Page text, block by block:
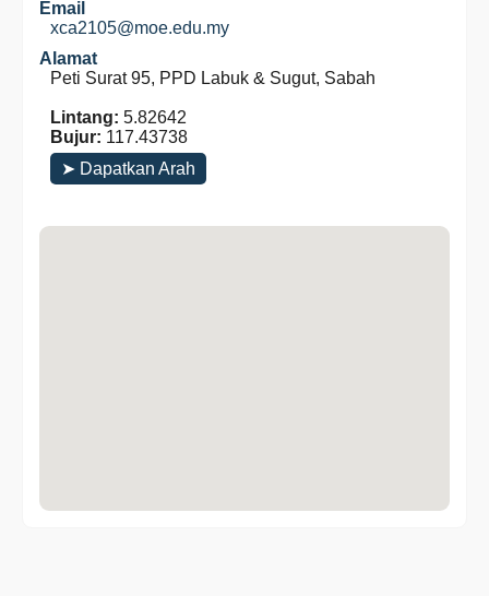
Email
xca2105@moe.edu.my
Alamat
Peti Surat 95, PPD Labuk & Sugut, Sabah
Lintang: 5.82642
Bujur: 117.43738
➤ Dapatkan Arah